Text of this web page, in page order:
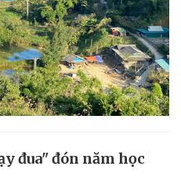
đua" đón năm học